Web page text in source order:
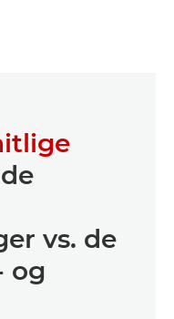
vs. de
og